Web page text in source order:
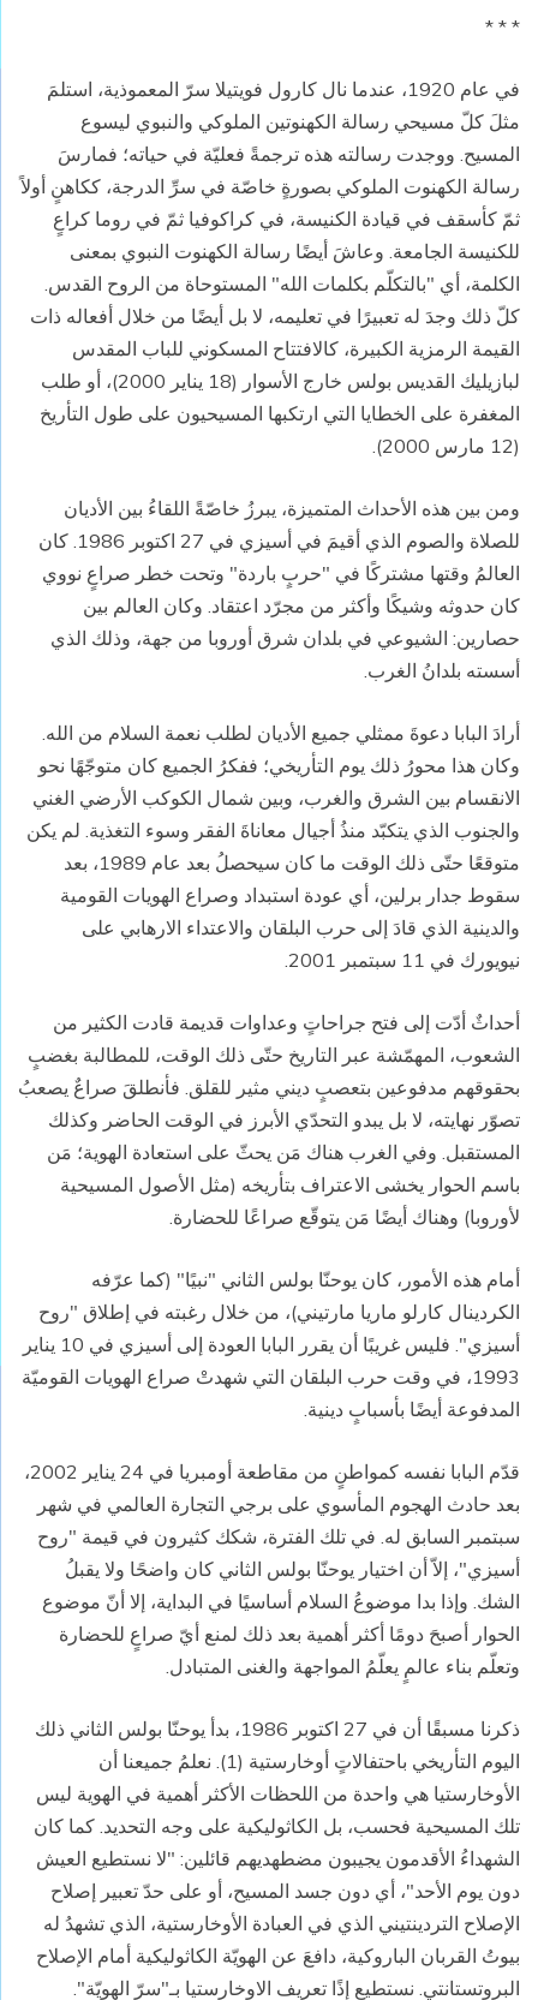
* * *
في عام 1920، عندما نال كارول فويتيلا سرّ المعموذية، استلمَ
مثلَ كلّ مسيحي رسالة الكهنوتين الملوكي والنبوي ليسوع
المسيح. ووجدت رسالته هذه ترجمةً فعليّة في حياته؛ فمارسَ
رسالة الكهنوت الملوكي بصورةٍ خاصّة في سرِّ الدرجة، ككاهنٍ أولاً
ثمّ كأسقف في قيادة الكنيسة، في كراكوفيا ثمّ في روما كراعٍ
للكنيسة الجامعة. وعاشَ أيضًا رسالة الكهنوت النبوي بمعنى
الكلمة، أي "بالتكلّم بكلمات الله" المستوحاة من الروح القدس.
كلّ ذلك وجدَ له تعبيرًا في تعليمه، لا بل أيضًا من خلال أفعاله ذات
القيمة الرمزية الكبيرة، كالافتتاح المسكوني للباب المقدس
لبازيليك القديس بولس خارج الأسوار (18 يناير 2000)، أو طلب
المغفرة على الخطايا التي ارتكبها المسيحيون على طول التأريخ
(12 مارس 2000).
ومن بين هذه الأحداث المتميزة، يبرزُ خاصّةً اللقاءُ بين الأديان
للصلاة والصوم الذي أقيمَ في أسيزي في 27 اكتوبر 1986. كان
العالمُ وقتها مشتركًا في "حربٍ باردة" وتحت خطر صراعٍ نووي
كان حدوثه وشيكًا وأكثر من مجرّد اعتقاد. وكان العالم بين
حصارين: الشيوعي في بلدان شرق أوروبا من جهة، وذلك الذي
أسسته بلدانُ الغرب.
أرادَ البابا دعوةَ ممثلي جميع الأديان لطلب نعمة السلام من الله.
وكان هذا محورُ ذلك يوم التأريخي؛ ففكرُ الجميع كان متوجّهًا نحو
الانقسام بين الشرق والغرب، وبين شمال الكوكب الأرضي الغني
والجنوب الذي يتكبّد منذُ أجيال معاناةَ الفقر وسوء التغذية. لم يكن
متوقعًا حتّى ذلك الوقت ما كان سيحصلُ بعد عام 1989، بعد
سقوط جدار برلين، أي عودة استبداد وصراع الهويات القومية
والدينية الذي قادَ إلى حرب البلقان والاعتداء الارهابي على
نيويورك في 11 سبتمبر 2001.
أحداثٌ أدّت إلى فتح جراحاتٍ وعداوات قديمة قادت الكثير من
الشعوب، المهمّشة عبر التاريخ حتّى ذلك الوقت، للمطالبة بغضبٍ
بحقوقهم مدفوعين بتعصبٍ ديني مثير للقلق. فأنطلقَ صراعٌ يصعبُ
تصوّر نهايته، لا بل يبدو التحدّي الأبرز في الوقت الحاضر وكذلك
المستقبل. وفي الغرب هناك مَن يحثّ على استعادة الهوية؛ مَن
باسم الحوار يخشى الاعتراف بتأريخه (مثل الأصول المسيحية
لأوروبا) وهناك أيضًا مَن يتوقّع صراعًا للحضارة.
أمام هذه الأمور، كان يوحنّا بولس الثاني "نبيًا" (كما عرّفه
الكردينال كارلو ماريا مارتيني)، من خلال رغبته في إطلاق "روح
أسيزي". فليس غريبًا أن يقرر البابا العودة إلى أسيزي في 10 يناير
1993، في وقت حرب البلقان التي شهدتْ صراع الهويات القوميّة
المدفوعة أيضًا بأسبابٍ دينية.
قدّم البابا نفسه كمواطنٍ من مقاطعة أومبريا في 24 يناير 2002،
بعد حادث الهجوم المأسوي على برجي التجارة العالمي في شهر
سبتمبر السابق له. في تلك الفترة، شكك كثيرون في قيمة "روح
أسيزي"، إلاّ أن اختيار يوحنّا بولس الثاني كان واضحًا ولا يقبلُ
الشك. وإذا بدا موضوعُ السلام أساسيًا في البداية، إلا أنّ موضوع
الحوار أصبحَ دومًا أكثر أهمية بعد ذلك لمنع أيّ صراعٍ للحضارة
وتعلّم بناء عالمٍ يعلّمُ المواجهة والغنى المتبادل.
ذكرنا مسبقًا أن في 27 اكتوبر 1986، بدأ يوحنّا بولس الثاني ذلك
اليوم التأريخي باحتفالاتٍ أوخارستية (1). نعلمُ جميعنا أن
الأوخارستيا هي واحدة من اللحظات الأكثر أهمية في الهوية ليس
تلك المسيحية فحسب، بل الكاثوليكية على وجه التحديد. كما كان
الشهداءُ الأقدمون يجيبون مضطهديهم قائلين: "لا نستطيع العيش
دون يوم الأحد"، أي دون جسد المسيح، أو على حدّ تعبير إصلاح
الإصلاح التردينتيني الذي في العبادة الأوخارستية، الذي تشهدُ له
بيوتُ القربان الباروكية، دافعَ عن الهويّة الكاثوليكية أمام الإصلاح
البروتستانتي. نستطيع إذًا تعريف الاوخارستيا بـ"سرّ الهويّة".